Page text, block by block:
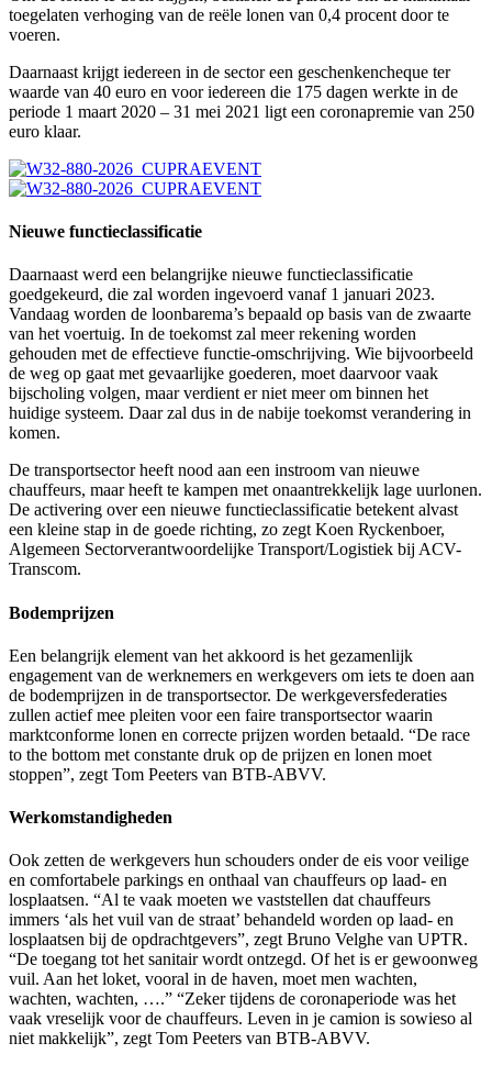
toegelaten verhoging van de reële lonen van 0,4 procent door te
voeren.
Daarnaast krijgt iedereen in de sector een geschenkencheque ter
waarde van 40 euro en voor iedereen die 175 dagen werkte in de
periode 1 maart 2020 – 31 mei 2021 ligt een coronapremie van 250
euro klaar.
Nieuwe functieclassificatie
Daarnaast werd een belangrijke nieuwe functieclassificatie
goedgekeurd, die zal worden ingevoerd vanaf 1 januari 2023.
Vandaag worden de loonbarema’s bepaald op basis van de zwaarte
van het voertuig. In de toekomst zal meer rekening worden
gehouden met de effectieve functie-omschrijving. Wie bijvoorbeeld
de weg op gaat met gevaarlijke goederen, moet daarvoor vaak
bijscholing volgen, maar verdient er niet meer om binnen het
huidige systeem. Daar zal dus in de nabije toekomst verandering in
komen.
De transportsector heeft nood aan een instroom van nieuwe
chauffeurs, maar heeft te kampen met onaantrekkelijk lage uurlonen.
De activering over een nieuwe functieclassificatie betekent alvast
een kleine stap in de goede richting, zo zegt Koen Ryckenboer,
Algemeen Sectorverantwoordelijke Transport/Logistiek bij ACV-
Transcom.
Bodemprijzen
Een belangrijk element van het akkoord is het gezamenlijk
engagement van de werknemers en werkgevers om iets te doen aan
de bodemprijzen in de transportsector. De werkgeversfederaties
zullen actief mee pleiten voor een faire transportsector waarin
marktconforme lonen en correcte prijzen worden betaald. “De race
to the bottom met constante druk op de prijzen en lonen moet
stoppen”, zegt Tom Peeters van BTB-ABVV.
Werkomstandigheden
Ook zetten de werkgevers hun schouders onder de eis voor veilige
en comfortabele parkings en onthaal van chauffeurs op laad- en
losplaatsen. “Al te vaak moeten we vaststellen dat chauffeurs
immers ‘als het vuil van de straat’ behandeld worden op laad- en
losplaatsen bij de opdrachtgevers”, zegt Bruno Velghe van UPTR.
“De toegang tot het sanitair wordt ontzegd. Of het is er gewoonweg
vuil. Aan het loket, vooral in de haven, moet men wachten,
wachten, wachten, ….” “Zeker tijdens de coronaperiode was het
vaak vreselijk voor de chauffeurs. Leven in je camion is sowieso al
niet makkelijk”, zegt Tom Peeters van BTB-ABVV.